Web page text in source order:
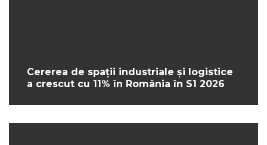
Cererea de spații industriale și logistice
a crescut cu 11% în România în S1 2026